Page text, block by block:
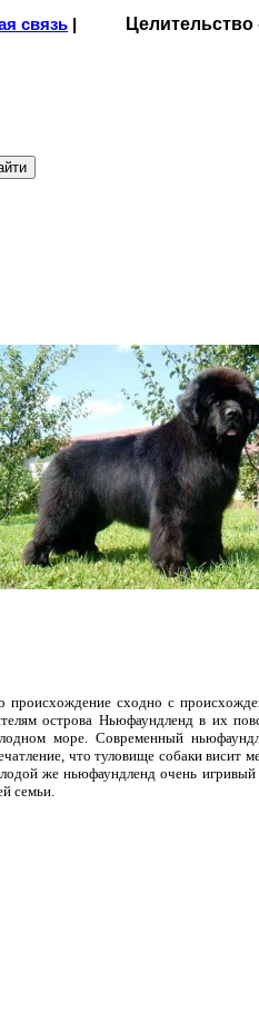
связь |
происхождение сходно с
острова Ньюфаундленд в их
море. Современный
что туловище собаки висит
же ньюфаундленд очень
семьи.